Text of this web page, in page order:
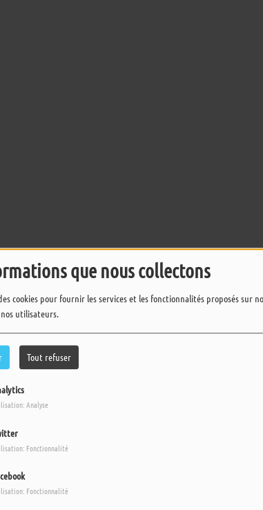
que nous collectons
cookies pour fournir les services et les fonctionnalités proposés sur
utilisateurs.
Tout refuser
Analyse
Fonctionnalité
Fonctionnalité